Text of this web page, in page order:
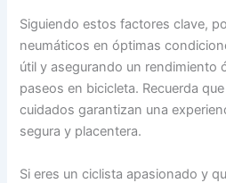
Siguiendo estos factores clave,
neumáticos en óptimas
útil y asegurando un rendimiento
paseos en bicicleta. Recuerda
cuidados garantizan una
segura y placentera.
Si eres un ciclista apasionado y